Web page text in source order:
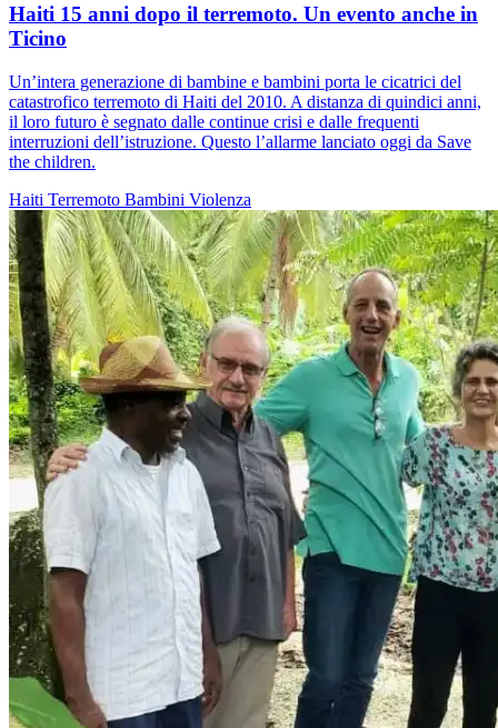
Haiti 15 anni dopo il terremoto. Un evento anche in
Ticino
Un’intera generazione di bambine e bambini porta le cicatrici del
catastrofico terremoto di Haiti del 2010. A distanza di quindici anni,
il loro futuro è segnato dalle continue crisi e dalle frequenti
interruzioni dell’istruzione. Questo l’allarme lanciato oggi da Save
the children.
Haiti Terremoto Bambini Violenza